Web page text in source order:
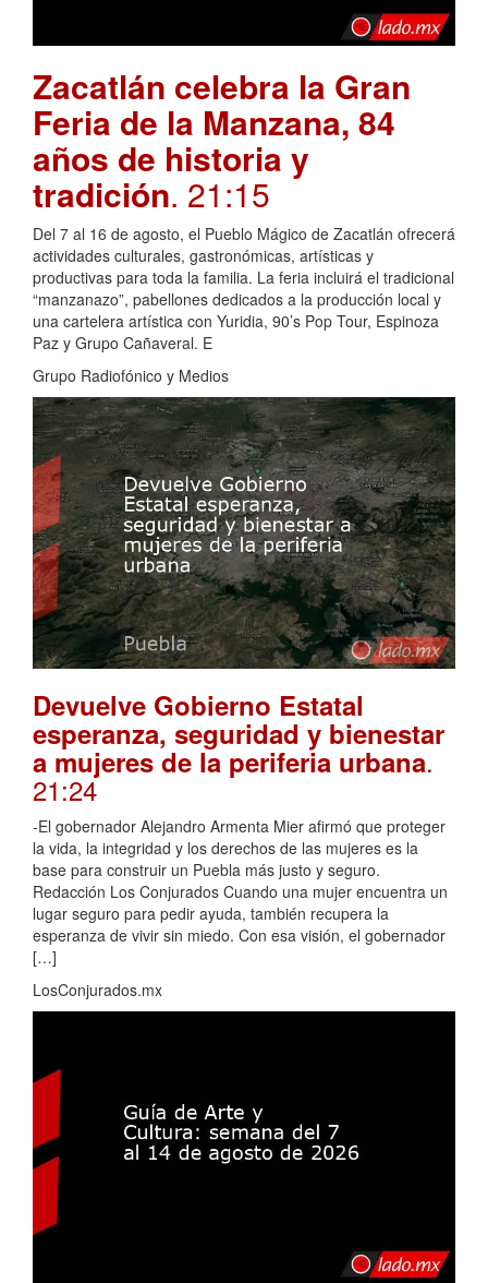
Zacatlán celebra la Gran
Feria de la Manzana, 84
años de historia y
tradición. 21:15
Del 7 al 16 de agosto, el Pueblo Mágico de Zacatlán ofrecerá
actividades culturales, gastronómicas, artísticas y
productivas para toda la familia. La feria incluirá el tradicional
“manzanazo”, pabellones dedicados a la producción local y
una cartelera artística con Yuridia, 90’s Pop Tour, Espinoza
Paz y Grupo Cañaveral. E
Grupo Radiofónico y Medios
Devuelve Gobierno Estatal
esperanza, seguridad y bienestar
a mujeres de la periferia urbana.
21:24
-El gobernador Alejandro Armenta Mier afirmó que proteger
la vida, la integridad y los derechos de las mujeres es la
base para construir un Puebla más justo y seguro.
Redacción Los Conjurados Cuando una mujer encuentra un
lugar seguro para pedir ayuda, también recupera la
esperanza de vivir sin miedo. Con esa visión, el gobernador
[…]
LosConjurados.mx